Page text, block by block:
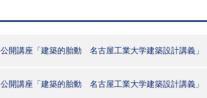
公開講座「建築的胎動 名古屋工業大学建築設計講義」
公開講座「建築的胎動 名古屋工業大学建築設計講義」